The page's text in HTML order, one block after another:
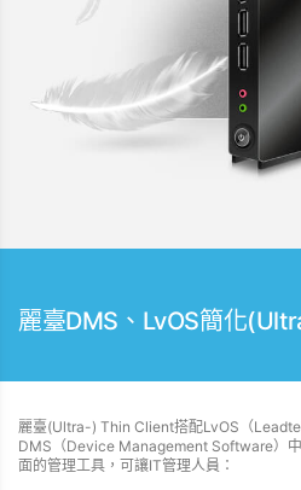
麗臺DMS、LvOS簡化
麗臺(Ultra-) Thin Client搭配LvOS（
DMS（Device Management Software）
面的管理工具，可讓IT管理人員：